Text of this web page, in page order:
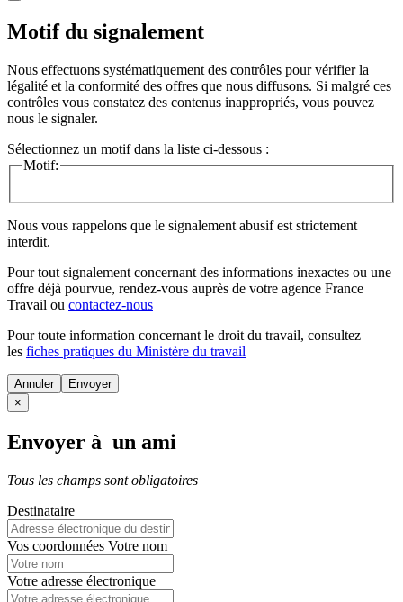
Motif du signalement
Nous effectuons systématiquement des contrôles pour vérifier la
légalité et la conformité des offres que nous diffusons. Si malgré ces
contrôles vous constatez des contenus inappropriés, vous pouvez
nous le signaler.
Sélectionnez un motif dans la liste ci-dessous :
Motif:
Nous vous rappelons que le signalement abusif est strictement
interdit.
Pour tout signalement concernant des informations inexactes ou une
offre déjà pourvue, rendez-vous auprès de votre agence France
Travail ou contactez-nous
Pour toute information concernant le droit du travail, consultez
les fiches pratiques du Ministère du travail
Annuler
×
Envoyer à un ami
Tous les champs sont obligatoires
Destinataire
Vos coordonnées Votre nom
Votre adresse électronique